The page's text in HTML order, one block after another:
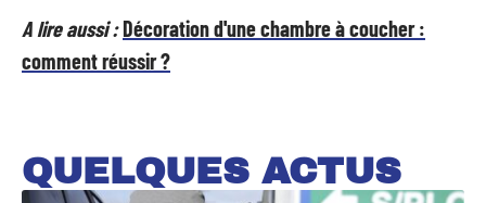
A lire aussi :Décoration d'une chambre à coucher :
comment réussir ?
QUELQUES ACTUS